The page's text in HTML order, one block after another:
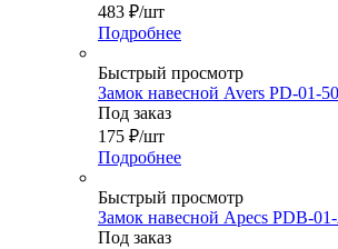
483 ₽/шт
Подробнее
Быстрый просмотр
Замок навесной Avers PD-01-
Под заказ
175 ₽/шт
Подробнее
Быстрый просмотр
Замок навесной Apecs PDB-
Под заказ